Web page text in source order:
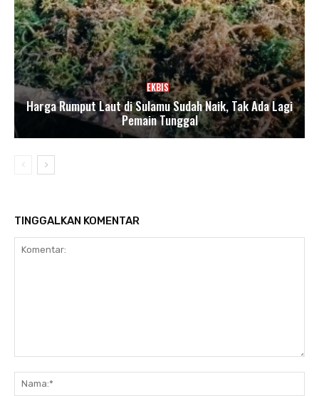
EKBIS
Harga Rumput Laut di Sulamu Sudah Naik, Tak Ada Lagi
Pemain Tunggal
TINGGALKAN KOMENTAR